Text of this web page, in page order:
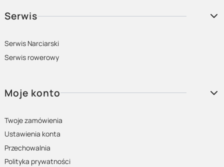
Serwis
Serwis Narciarski
Serwis rowerowy
Moje konto
Twoje zamówienia
Ustawienia konta
Przechowalnia
Polityka prywatności